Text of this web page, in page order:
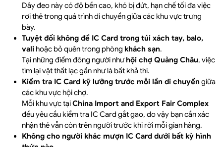
Dây đeo này có độ bền cao, khó bị đứt, hạn chế tối đa việc
rơi thẻ trong quá trình di chuyển giữa các khu vực trưng
bày.
Tuyệt đối không để IC Card trong túi xách tay, balo,
vali hoặc bỏ quên trong phòng khách sạn.
Tại những điểm đông người nhưhội chợ Quảng Châu, việc
tìm lại vật thất lạc gần như là bất khả thi.
Kiểm tra IC Card kỹ lưỡng trước mỗi lần di chuyển giữa
các khu vực hội chợ.
Mỗi khu vực tạiChina Import and Export Fair Complex
đều yêu cầu kiểm tra IC Card gắt gao, do vậy bạn cần xác
nhận thẻ vẫn còn trên người trước khi rời mỗi gian hàng.
Không cho người khác mượn IC Card dưới bất kỳ hình